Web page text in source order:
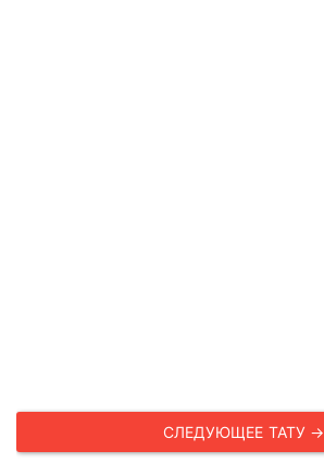
СЛЕДУЮЩЕЕ ТАТУ →